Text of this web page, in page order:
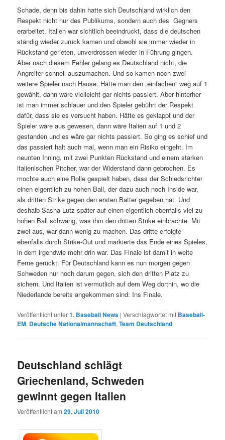
Schade, denn bis dahin hatte sich Deutschland wirklich den
Respekt nicht nur des Publikums, sondern auch des Gegners
erarbeitet. Italien war sichtlich beeindruckt, dass die deutschen
ständig wieder zurück kamen und obwohl sie immer wieder in
Rückstand gerieten, unverdrossen wieder in Führung gingen.
Aber nach diesem Fehler gelang es Deutschland nicht, die
Angreifer schnell auszumachen. Und so kamen noch zwei
weitere Spieler nach Hause. Hätte man den „einfachen“ weg auf 1
gewählt, dann wäre vielleicht gar nichts passiert. Aber hinterher
ist man immer schlauer und den Spieler gebührt der Respekt
dafür, dass sie es versucht haben. Hätte es geklappt und der
Spieler wäre aus gewesen, dann wäre Italien auf 1 und 2
gestanden und es wäre gar nichts passiert. So ging es schief und
das passiert halt auch mal, wenn man ein Risiko eingeht. Im
neunten Inning, mit zwei Punkten Rückstand und einem starken
italienischen Pitcher, war der Widerstand dann gebrochen. Es
mochte auch eine Rolle gespielt haben, dass der Schiedsrichter
einen eigentlich zu hohen Ball, der dazu auch noch Inside war,
als dritten Strike gegen den ersten Batter gegeben hat. Und
deshalb Sasha Lutz später auf einen eigentlich ebenfalls viel zu
hohen Ball schwang, was ihm den dritten Strike einbrachte. Mit
zwei aus, war dann wenig zu machen. Das dritte erfolgte
ebenfalls durch Strike-Out und markierte das Ende eines Spieles,
in dem irgendwie mehr drin war. Das Finale ist damit in weite
Ferne gerückt. Für Deutschland kann es nun morgen gegen
Schweden nur noch darum gegen, sich den dritten Platz zu
sichern. Und Italien ist vermutlich auf dem Weg dorthin, wo die
Niederlande bereits angekommen sind: Ins Finale.
Veröffentlicht unter1. Baseball News |Verschlagwortet mit Baseball-
EM, Deutsche Nationalmannschaft,Team Deutschland
Deutschland schlägt
Griechenland, Schweden
gewinnt gegen Italien
Veröffentlicht am29. Juli 2010